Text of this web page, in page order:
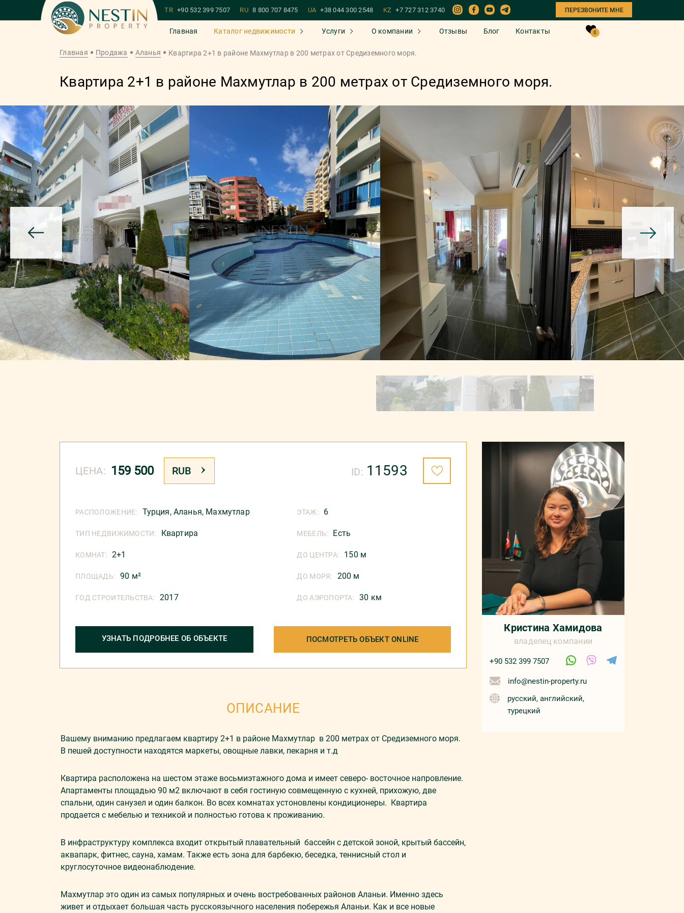
TR +90 532 399 7507 RU 8 800 707 8475 UA +38 044 300 2548 KZ +7 727 312 3740 ПЕРЕЗВОНИТЕ МНЕ
Главная Каталог недвижимости Услуги О компании Отзывы Блог Контакты 0
Главная Продажа Аланья Квартира 2+1 в районе Махмутлар в 200 метрах от Средиземного моря.
Квартира 2+1 в районе Махмутлар в 200 метрах от Средиземного моря.
ЦЕНА: 159 500 RUB ID: 11593
РАСПОЛОЖЕНИЕ: Турция, Аланья, Махмутлар ЭТАЖ: 6
ТИП НЕДВИЖИМОСТИ: Квартира МЕБЕЛЬ: Есть
КОМНАТ: 2+1 ДО ЦЕНТРА: 150 м
ПЛОЩАДЬ: 90 м² ДО МОРЯ: 200 м
ГОД СТРОИТЕЛЬСТВА: 2017 ДО АЭРОПОРТА: 30 км
УЗНАТЬ ПОДРОБНЕЕ ОБ ОБЪЕКТЕ ПОСМОТРЕТЬ ОБЪЕКТ ONLINE
ОПИСАНИЕ
Вашему вниманию предлагаем квартиру 2+1 в районе Махмутлар в 200 метрах от Средиземного моря.
В пешей доступности находятся маркеты, овощные лавки, пекарня и т.д
Квартира расположена на шестом этаже восьмиэтажного дома и имеет северо- восточное напровление.
Апартаменты площадью 90 м2 включают в себя гостиную совмещенную с кухней, прихожую, две
спальни, один санузел и один балкон. Во всех комнатах устоновлены кондиционеры. Квартира
продается с мебелью и техникой и полностью готова к проживанию.
В инфраструктуру комплекса входит открытый плавательный бассейн с детской зоной, крытый бассейн,
аквапарк, фитнес, сауна, хамам. Также есть зона для барбекю, беседка, теннисный стол и
круглосуточное видеонаблюдение.
Махмутлар это один из самых популярных и очень востребованных районов Аланьи. Именно здесь
живет и отдыхает большая часть русскоязычного населения побережья Аланьи. Как и все новые
Кристина Хамидова
владелец компании
+90 532 399 7507
info@nestin-property.ru
русский, английский,
турецкий